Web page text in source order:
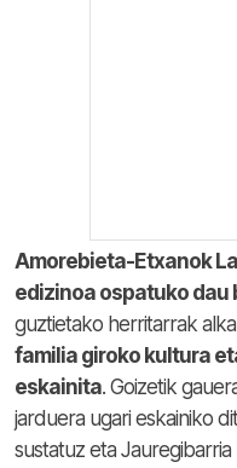
Amorebieta-Etxanok
edizinoa ospatuko dau
guztietako herritarrak
familia giroko kultura
eskainita. Goizetik
jarduera ugari eskainiko
sustatuz eta